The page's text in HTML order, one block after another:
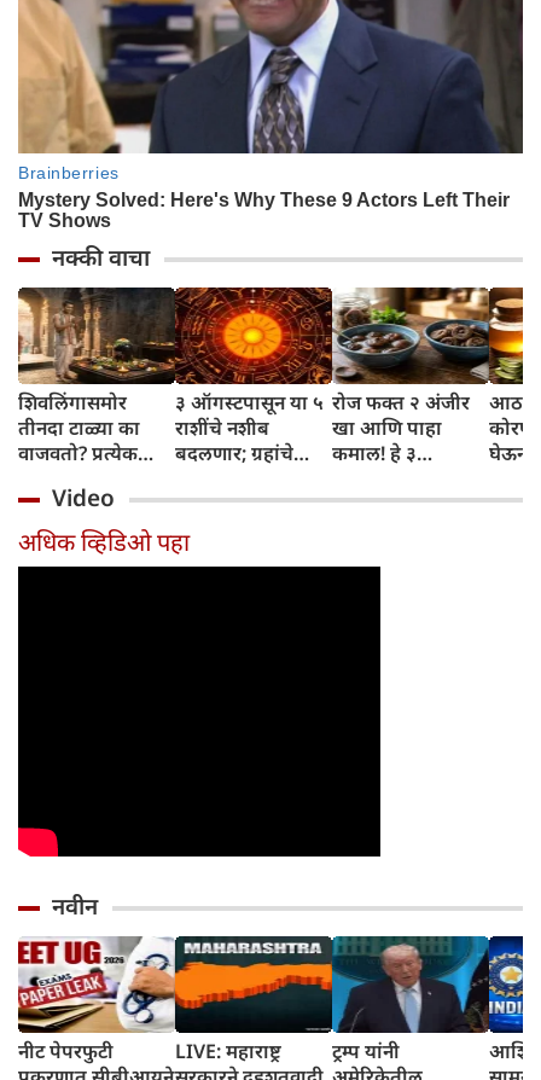
नक्की वाचा
शिवलिंगासमोर
तीनदा टाळ्या का
वाजवतो? प्रत्येक
जाणून घ्या
३ ऑगस्टपासून या ५
राशींचे नशीब
बदलणार; ग्रहांचे
संपतील आणि शुभ
दिवसांची सुरुवात
होईल
रोज फक्त २ अंजीर
खा आणि पाहा
कमाल! हे ३
तुम्हाला ठाऊक
घेऊन
Video
अधिक व्हिडिओ पहा
नवीन
नीट पेपरफुटी
LIVE: महाराष्ट्र
ट्रम्प यांनी